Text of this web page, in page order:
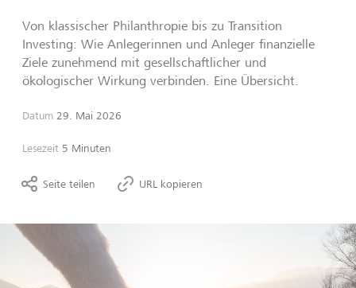
Von klassischer Philanthropie bis zu Transition
Investing: Wie Anlegerinnen und Anleger finanzielle
Ziele zunehmend mit gesellschaftlicher und
ökologischer Wirkung verbinden. Eine Übersicht.
Datum 29. Mai 2026
Lesezeit 5 Minuten
Seite teilen URL kopieren